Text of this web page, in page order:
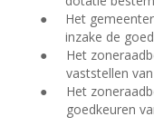
●
Het
inzake de
●
Het
vaststellen
●
Het
goedkeuren